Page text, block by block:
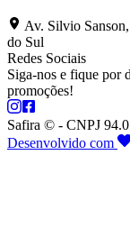
Av. Silvio
do Sul
Redes Sociais
Siga-nos e fique por
promoções!
Safira © - CNPJ
Desenvolvido com